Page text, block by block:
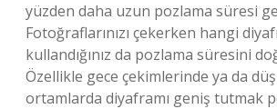
yüzden daha uzun pozlama süresi
Fotoğraflarınızı çekerken hangi
kullandığınız da pozlama süresini
Özellikle gece çekimlerinde ya da
ortamlarda diyaframı geniş tutmak